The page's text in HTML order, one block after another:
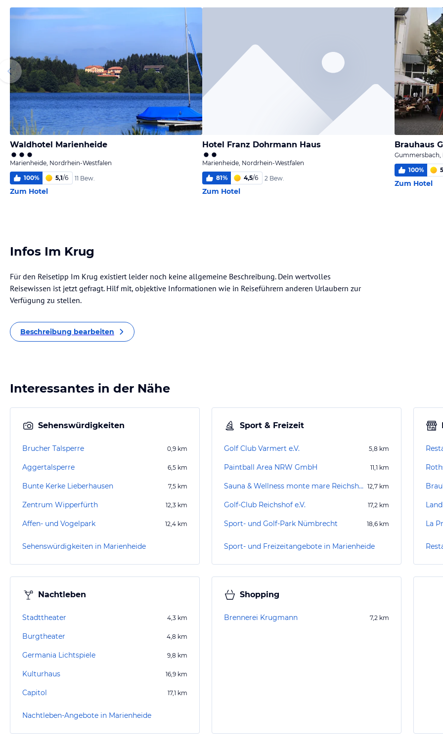
Waldhotel Marienheide
Marienheide, Nordrhein-Westfalen
100% 5,1/6 11 Bew.
Zum Hotel
Hotel Franz Dohrmann Haus
Marienheide, Nordrhein-Westfalen
81% 4,5/6 2 Bew.
Zum Hotel
Brauhaus
Gummersbach,
100%
Zum Hotel
Infos Im Krug
Für den Reisetipp Im Krug existiert leider noch keine allgemeine Beschreibung. Dein wertvolles
Reisewissen ist jetzt gefragt. Hilf mit, objektive Informationen wie in Reiseführern anderen Urlaubern zur
Verfügung zu stellen.
Beschreibung bearbeiten
Interessantes in der Nähe
Sehenswürdigkeiten
Brucher Talsperre 0,9 km
Aggertalsperre 6,5 km
Bunte Kerke Lieberhausen 7,5 km
Zentrum Wipperfürth 12,3 km
Affen- und Vogelpark 12,4 km
Sehenswürdigkeiten in Marienheide
Sport & Freizeit
Golf Club Varmert e.V. 5,8 km
Paintball Area NRW GmbH 11,1 km
Sauna & Wellness monte mare Reichshof-Eckenhagen 12,7 km
Golf-Club Reichshof e.V. 17,2 km
Sport- und Golf-Park Nümbrecht 18,6 km
Sport- und Freizeitangebote in Marienheide
La
Nachtleben
Stadttheater 4,3 km
Burgtheater 4,8 km
Germania Lichtspiele 9,8 km
Kulturhaus 16,9 km
Capitol 17,1 km
Nachtleben-Angebote in Marienheide
Shopping
Brennerei Krugmann 7,2 km